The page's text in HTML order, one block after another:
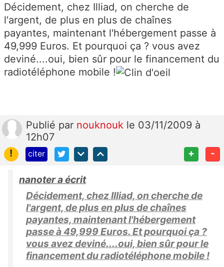
Décidement, chez Illiad, on cherche de
l'argent, de plus en plus de chaînes
payantes, maintenant l'hébergement passe à
49,999 Euros. Et pourquoi ça ? vous avez
deviné....oui, bien sûr pour le financement du
radiotéléphone mobile !
Publié par nouknouk le 03/11/2009 à
12h07
!
citer + -
nanoter a écrit
Décidement, chez Illiad, on cherche de
l'argent, de plus en plus de chaînes
payantes, maintenant l'hébergement
passe à 49,999 Euros. Et pourquoi ça ?
vous avez deviné....oui, bien sûr pour le
financement du radiotéléphone mobile !